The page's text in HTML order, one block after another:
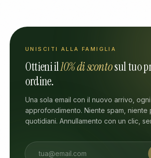
UNISCITI ALLA FAMIGLIA
Ottieni il10% di scontosul tuo
ordine.
Una sola email con il nuovo arrivo,
approfondimento. Niente spam, niente
quotidiani. Annullamento con un clic,